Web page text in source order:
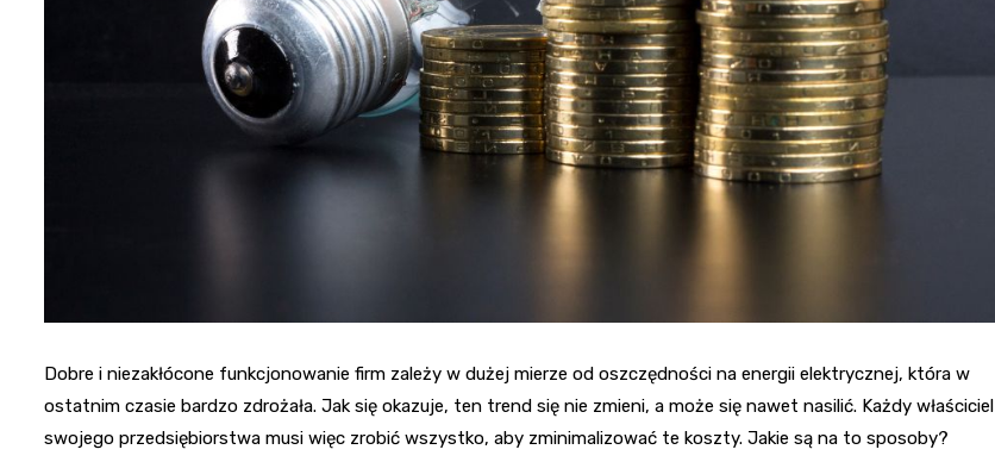
Dobre i niezakłócone funkcjonowanie firm zależy w dużej mierze od oszczędności na energii elektrycznej, która w
ostatnim czasie bardzo zdrożała. Jak się okazuje, ten trend się nie zmieni, a może się nawet nasilić. Każdy właściciel
swojego przedsiębiorstwa musi więc zrobić wszystko, aby zminimalizować te koszty. Jakie są na to sposoby?